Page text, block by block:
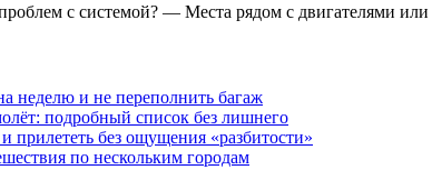
с системой? — Места рядом с двигателями
неделю и не переполнить багаж
подробный список без лишнего
прилететь без ощущения «разбитости»
по нескольким городам